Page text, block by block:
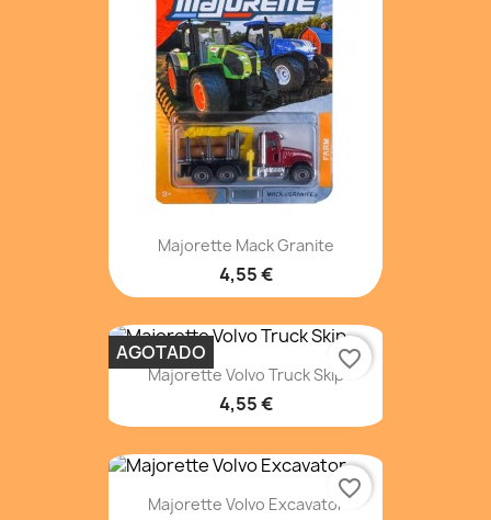
Majorette Mack Granite
4,55 €
Majorette Volvo Truck Skip
4,55 €
AGOTADO favorite_border
Majorette Volvo Excavator
favorite_border